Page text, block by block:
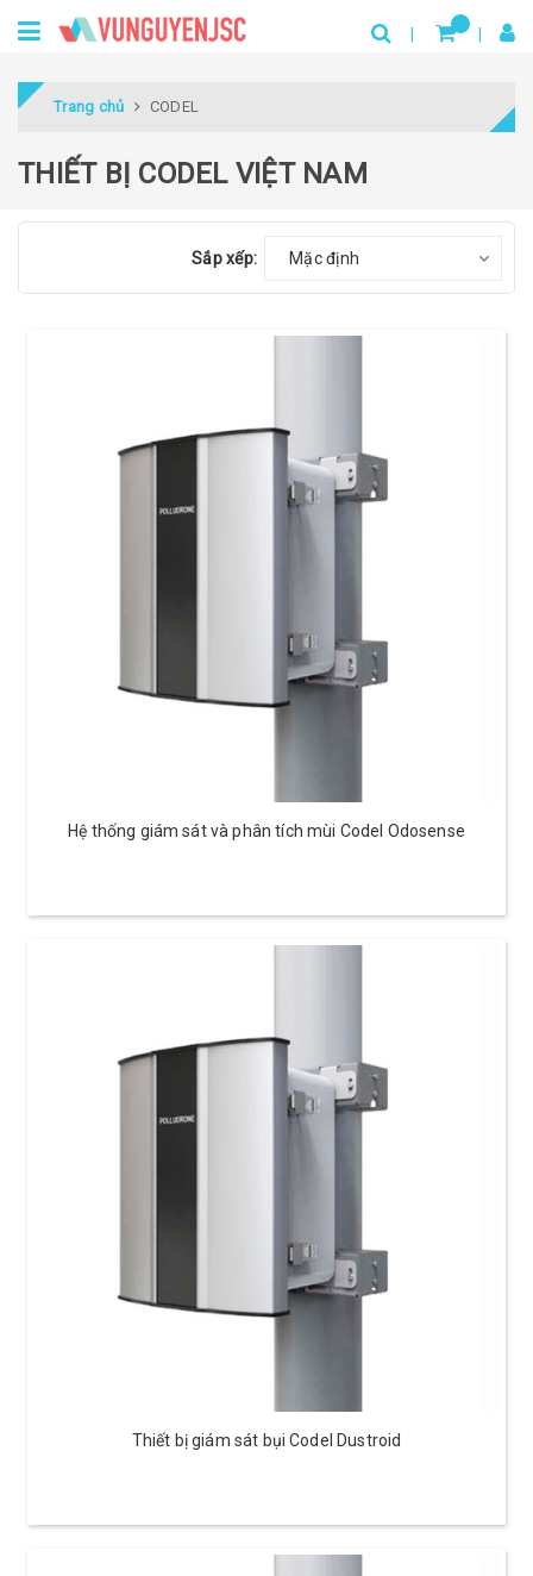
Trang chủ CODEL
THIẾT BỊ CODEL VIỆT NAM
Sắp xếp: Mặc định
Hệ thống giám sát và phân tích mùi Codel Odosense
Thiết bị giám sát bụi Codel Dustroid